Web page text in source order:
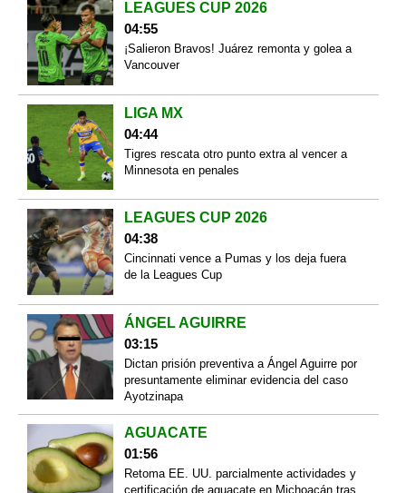
LEAGUES CUP 2026
04:55
¡Salieron Bravos! Juárez remonta y golea a
Vancouver
LIGA MX
04:44
Tigres rescata otro punto extra al vencer a
Minnesota en penales
LEAGUES CUP 2026
04:38
Cincinnati vence a Pumas y los deja fuera
de la Leagues Cup
ÁNGEL AGUIRRE
03:15
Dictan prisión preventiva a Ángel Aguirre por
presuntamente eliminar evidencia del caso
Ayotzinapa
AGUACATE
01:56
Retoma EE. UU. parcialmente actividades y
certificación de aguacate en Michoacán tras